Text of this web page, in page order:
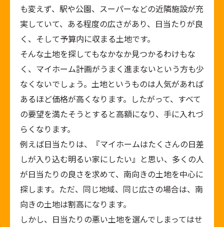
も変えず、駅や公園、スーパーなどの近隣施設が充
実していて、ある程度の広さがあり、日当たりが良
く、そして予算内に収まる土地です。
そんな土地を探してもなかなか見つかるわけもな
く、マイホーム計画がうまく進まないという方も少
なくないでしょう。土地というものは人気があれば
あるほど価格が高くなります。したがって、すべて
の要望を満たそうとすると高額になり、手に入れづ
らくなります。
例えば日当たりは、『マイホームはたくさんの日差
しが入り込む明るい家にしたい』と思い、多くの人
が日当たりの良さを求めて、南向きの土地を中心に
探します。ただ、同じ地域、同じ広さの場合は、南
向きの土地は割高になります。
しかし、日当たりの悪い土地を選んでしまってはせ